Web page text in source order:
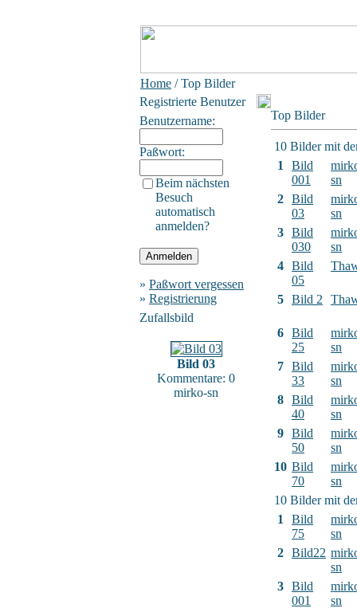
Home / Top Bilder
Registrierte Benutzer
Benutzername:
Paßwort:
Beim nächsten
Besuch
automatisch
anmelden?
» Paßwort vergessen
» Registrierung
Zufallsbild
Bild 03
Kommentare: 0
mirko-sn
Top Bilder
10 Bilder mit
1
Bild
001
sn
2 Bild
03
sn
3 Bild
030
sn
4 Bild
05
5 Bild 2
6 Bild
25
sn
7 Bild
33
sn
8 Bild
40
sn
9 Bild
50
sn
10 Bild
70
sn
10 Bilder mit
1
Bild
75
sn
2 Bild22
sn
3 Bild
001
sn